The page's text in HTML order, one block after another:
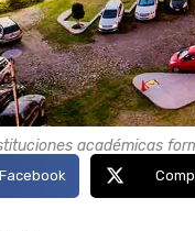
académicas